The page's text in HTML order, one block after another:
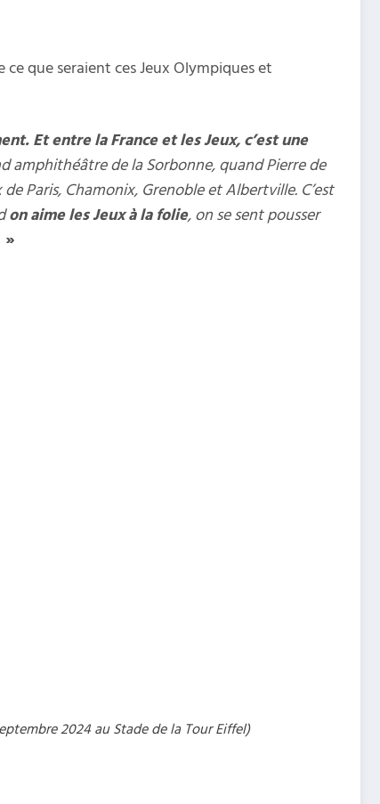
que seraient ces Jeux Olympiques et
Et entre la France et les Jeux, c’est une
amphithéâtre de la Sorbonne, quand Pierre de
Paris, Chamonix, Grenoble et Albertville. C’est
on aime les Jeux à la folie, on se sent pousser
»
2024 au Stade de la Tour Eiffel)